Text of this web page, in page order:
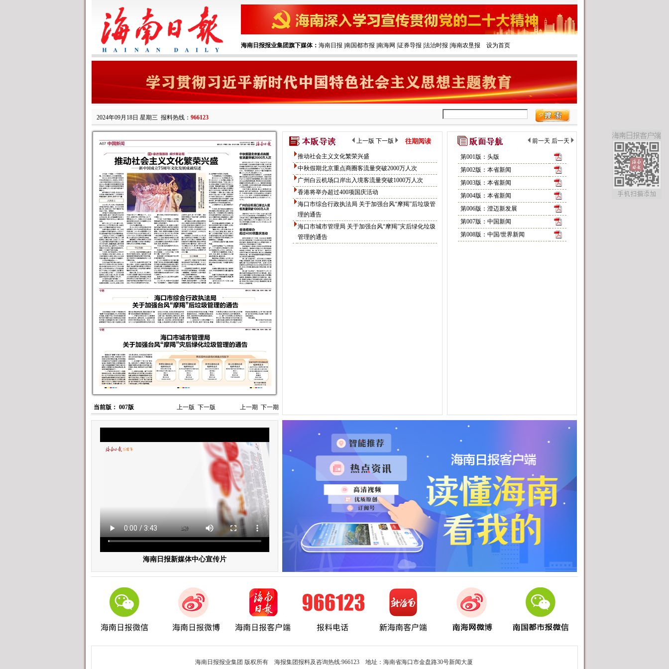
海南日报报业集团旗下媒体： 海南日报 南国都市报 南海网 证券导报 法治时报 海南农垦报 设为首页
2024年09月18日 星期三 报料热线： 966123
当前版： 007版 上一版 下一版 上一期 下一期
上一版 下一版 往期阅读
推动社会主义文化繁荣兴盛
中秋假期北京重点商圈客流量突破2000万人次
广州白云机场口岸出入境客流量突破1000万人次
香港将举办超过400项国庆活动
海口市综合行政执法局 关于加强台风“摩羯”后垃圾管
理的通告
海口市城市管理局 关于加强台风“摩羯”灾后绿化垃圾
管理的通告
前一天 后一天
第001版：头版
第002版：本省新闻
第003版：本省新闻
第004版：本省新闻
第006版：澄迈新发展
第007版：中国新闻
第008版：中国/世界新闻